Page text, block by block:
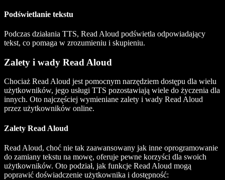
Podświetlanie tekstu
Podczas działania TTS, Read Aloud podświetla odpowiadający
tekst, co pomaga w zrozumieniu i skupieniu.
Zalety i wady Read Aloud
Chociaż Read Aloud jest pomocnym narzędziem dostępu dla wielu
użytkowników, jego usługi TTS pozostawiają wiele do życzenia dla
innych. Oto najczęściej wymieniane zalety i wady Read Aloud
przez użytkowników online.
Zalety Read Aloud
Read Aloud, choć nie tak zaawansowany jak inne oprogramowanie
do zamiany tekstu na mowę, oferuje pewne korzyści dla swoich
użytkowników. Oto podział, jak funkcje Read Aloud mogą
poprawić doświadczenie użytkownika i dostępność: